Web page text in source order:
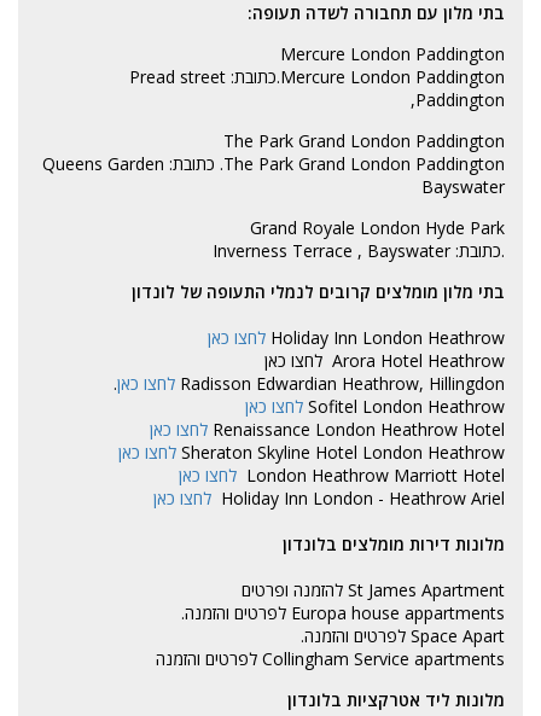
בתי מלון עם תחבורה לשדה תעופה:
Mercure London Paddington
Mercure London Paddington
.כתובת: Pread street
,Paddington
The Park Grand London Paddington
The Park Grand London Paddington
. כתובת: Queens Garden
Bayswater
Grand Royale London Hyde Park
.כתובת: Inverness Terrace , Bayswater
בתי מלון מומלצים קרובים לנמלי התעופה של לונדון
Holiday Inn London Heathrow לחצו כאן
Arora Hotel Heathrow לחצו כאן
Radisson Edwardian Heathrow, Hillingdon לחצו כאן.
Sofitel London Heathrow לחצו כאן
Renaissance London Heathrow Hotel לחצו כאן
Sheraton Skyline Hotel London Heathrow לחצו כאן
London Heathrow Marriott Hotel לחצו כאן
Holiday Inn London - Heathrow Ariel לחצו כאן
מלונות דירות מומלצים בלונדון
St James Apartment להזמנה ופרטים
Europa house appartments לפרטים והזמנה.
Space Apart לפרטים והזמנה.
Collingham Service apartments לפרטים והזמנה
מלונות ליד אטרקציות בלונדון